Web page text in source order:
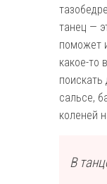
танец —
поможет
какое-то
сальсе,
коленей
В